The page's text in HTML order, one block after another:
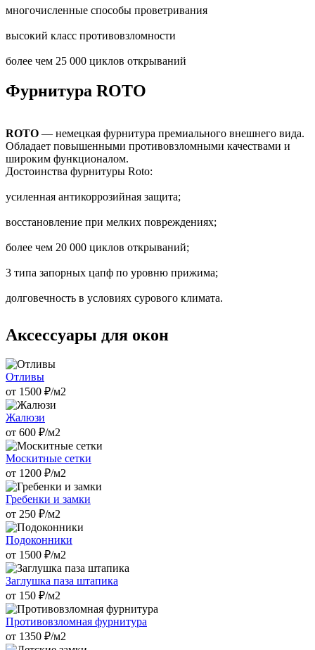
многочисленные способы проветривания
высокий класс противовзломности
более чем 25 000 циклов открываний
Фурнитура ROTO
ROTO — немецкая фурнитура премиального внешнего вида.
Обладает повышенными противовзломными качествами и
широким функционалом.
Достоинства фурнитуры Roto:
усиленная антикоррозийная защита;
восстановление при мелких повреждениях;
более чем 20 000 циклов открываний;
3 типа запорных цапф по уровню прижима;
долговечность в условиях сурового климата.
Аксессуары для окон
Отливы
от 1500 ₽/м2
Жалюзи
от 600 ₽/м2
Москитные сетки
от 1200 ₽/м2
Гребенки и замки
от 250 ₽/м2
Подоконники
от 1500 ₽/м2
Заглушка паза штапика
от 150 ₽/м2
Противовзломная фурнитура
от 1350 ₽/м2